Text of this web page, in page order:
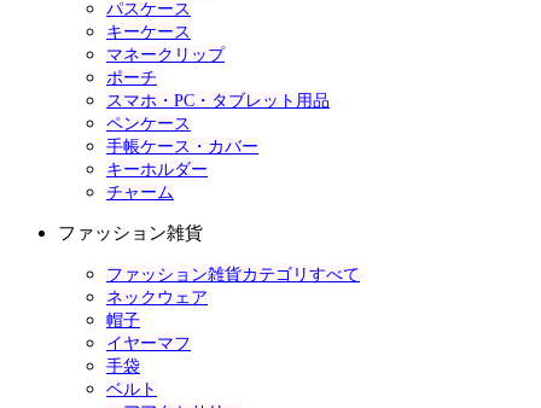
パスケース
キーケース
マネークリップ
ポーチ
スマホ・PC・タブレット用品
ペンケース
手帳ケース・カバー
キーホルダー
チャーム
ファッション雑貨
ファッション雑貨カテゴリすべて
ネックウェア
帽子
イヤーマフ
手袋
ベルト